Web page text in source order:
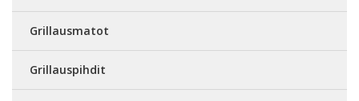
Grillausmatot
Grillauspihdit